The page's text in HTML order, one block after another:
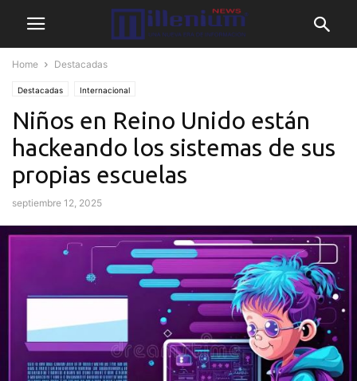
Home Destacadas
Destacadas Internacional
Niños en Reino Unido están
hackeando los sistemas de sus
propias escuelas
septiembre 12, 2025